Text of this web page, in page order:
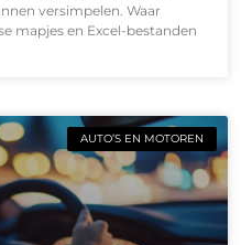
versimpelen. Waar
mapjes en Excel-bestanden
AUTO’S EN MOTOREN